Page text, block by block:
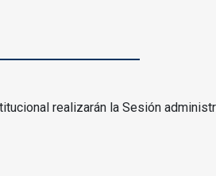
realizarán la Sesión